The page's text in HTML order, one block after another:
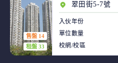
售盤 14
租盤 33
翠田街5-7號
入伙年份
單位數量
校網/校區